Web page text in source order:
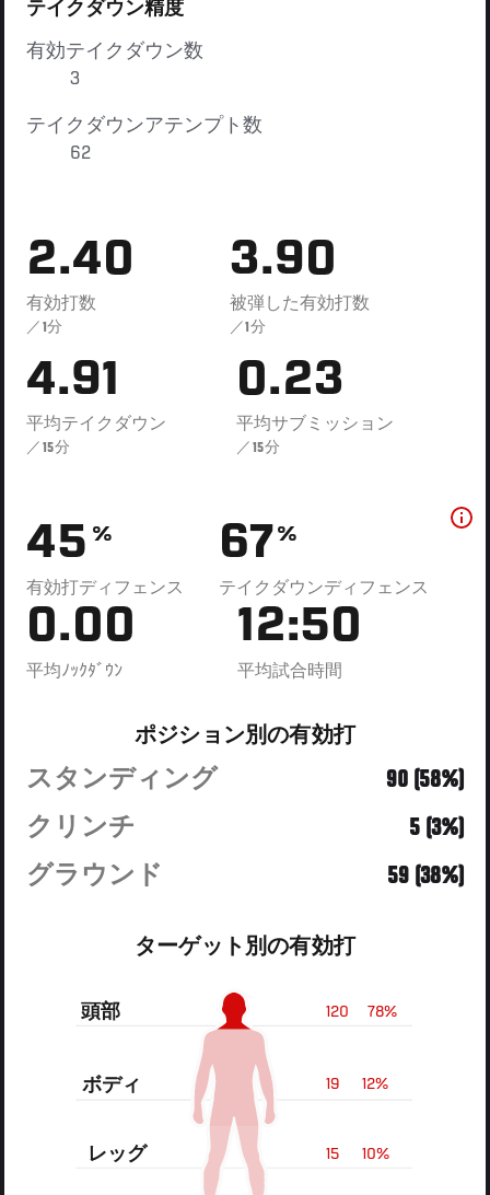
テイクダウン精度
有効テイクダウン数
3
テイクダウンアテンプト数
62
2.40
有効打数
／1分
3.90
被弾した有効打数
／1分
4.91
平均テイクダウン
／15分
0.23
平均サブミッション
／15分
45 %
有効打ディフェンス
67%
テイクダウンディフェンス
0.00
平均ﾉｯｸﾀﾞｳﾝ
12:50
平均試合時間
ポジション別の有効打
スタンディング
90 (58%)
クリンチ
5 (3%)
グラウンド
59 (38%)
ターゲット別の有効打
78%
120
頭部
12%
19
ボディ
10%
15
レッグ